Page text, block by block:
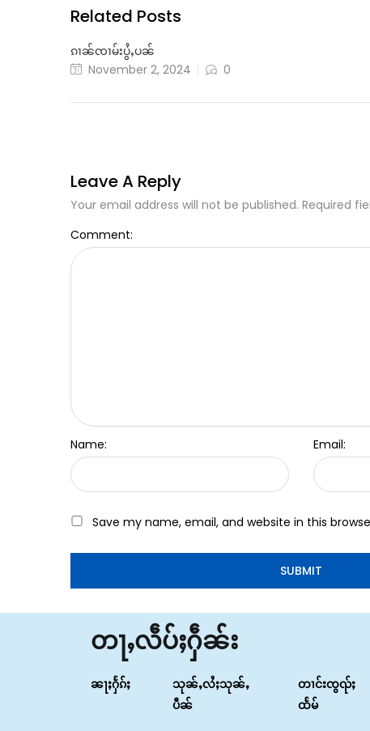
Related Posts
ၵၢၼ်ၸၢမ်းပွႆႇပၼ်
November 2, 2024
0
Leave A Reply
Your email address will not be published. Required
Comment:
Name: Email:
Save my name, email, and website in this
တႃႇလဵပ်ႈႁဵၼ်း
ၼႃႈႁႅၵ်ႈ
သုၼ်ႇလႆႈသုၼ်ႇ
ပဵၼ်
တၢင်းၸွၺ်ႈ
ထႅမ်